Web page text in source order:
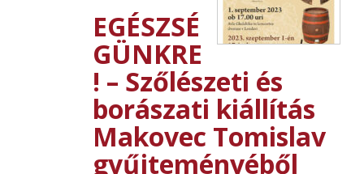
EGÉSZSÉ
GÜNKRE
! – Szőlészeti és
borászati kiállítás
Makovec Tomislav
gyűjteményéből